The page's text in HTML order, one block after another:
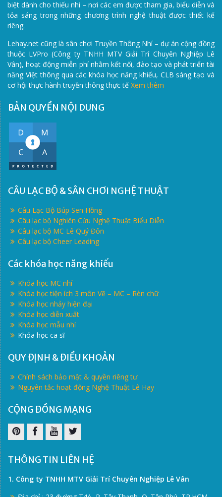
biệt dành cho thiếu nhi – nơi các em được tham gia, biểu diễn và
tỏa sáng trong những chương trình nghệ thuật được thiết kế
riêng.
Lehay.net cũng là sân chơi Truyền Thông Nhí – dự án cộng đồng
thuộc LVPro (Công ty TNHH MTV Giải Trí Chuyên Nghiệp Lê
Vân), hoạt động miễn phí nhằm kết nối, đào tạo và phát triển tài
năng Việt thông qua các khóa học năng khiếu, CLB sáng tạo và
cơ hội thực hành truyền thông thực tế Xem thêm
BẢN QUYỀN NỘI DUNG
CÂU LẠC BỘ & SÂN CHƠI NGHỆ THUẬT
Câu Lạc Bộ Búp Sen Hồng
Câu lạc bộ Nghiên Cứu Nghệ Thuật Biểu Diễn
Câu lạc bộ MC Lê Quý Đôn
Câu lạc bộ Cheer Leading
Các khóa học năng khiếu
Khóa học MC nhí
Khóa học tiện ích 3 môn Vẽ – MC – Rèn chữ
Khóa học nhảy hiện đại
Khóa học diễn xuất
Khóa học mẫu nhí
Khóa học ca sĩ
QUY ĐỊNH & ĐIỀU KHOẢN
Chính sách bảo mật & quyền riêng tư
Nguyên tắc hoạt động Nghệ Thuật Lê Hay
CỘNG ĐỒNG MẠNG
THÔNG TIN LIÊN HỆ
1. Công ty TNHH MTV Giải Trí Chuyên Nghiệp Lê Vân